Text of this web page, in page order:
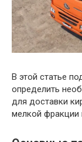
В этой статье
определить
для доставки
мелкой фракции